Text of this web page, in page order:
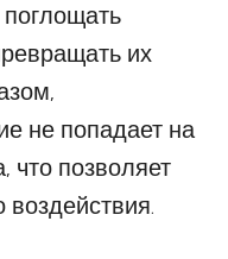
их
не попадает на
что позволяет
воздействия.